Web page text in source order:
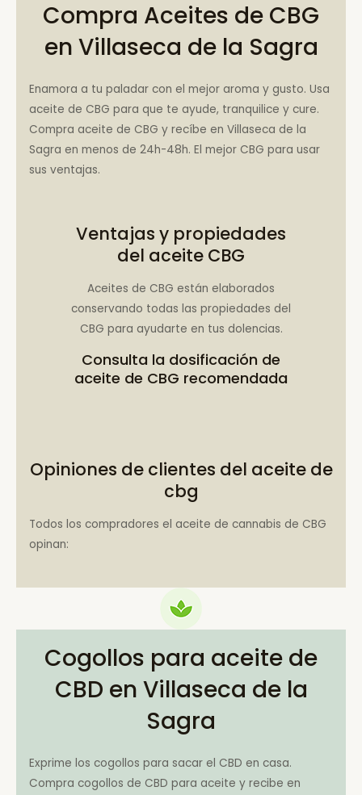
Compra Aceites de CBG
en Villaseca de la Sagra
Enamora a tu paladar con el mejor aroma y gusto. Usa
aceite de CBG para que te ayude, tranquilice y cure.
Compra aceite de CBG y recíbe en Villaseca de la
Sagra en menos de 24h-48h. El mejor CBG para usar
sus ventajas.
Ventajas y propiedades
del aceite CBG
Aceites de CBG están elaborados
conservando todas las propiedades del
CBG para ayudarte en tus dolencias.
Consulta la dosificación de
aceite de CBG recomendada
Opiniones de clientes del aceite de
cbg
Todos los compradores el aceite de cannabis de CBG
opinan:
Cogollos para aceite de
CBD en Villaseca de la
Sagra
Exprime los cogollos para sacar el CBD en casa.
Compra cogollos de CBD para aceite y recibe en